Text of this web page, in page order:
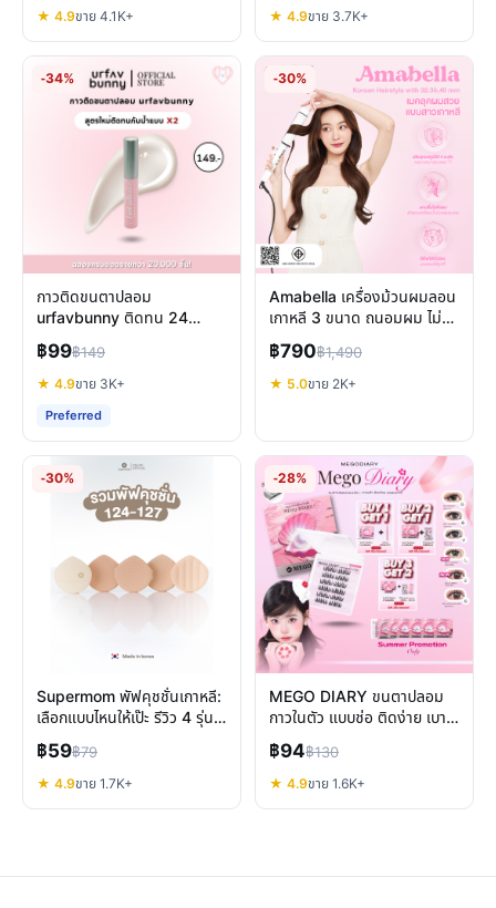
★ 4.9ขาย 4.1K+ ★ 4.9ขาย 3.7K+
-34%
กาวติดขนตาปลอม
urfavbunny ติดทน 24
ชั่วโมง แห้งไว กันน้ำ ไม่หลุด
฿99฿149
★ 4.9ขาย 3K+
Preferred
-30%
Amabella เครื่องม้วนผมลอน
เกาหลี 3 ขนาด ถนอมผม ไม่ชี้
ฟู มี มอก.
฿790฿1,490
★ 5.0ขาย 2K+
-30%
Supermom พัฟคุชชั่นเกาหลี:
เลือกแบบไหนให้เป๊ะ รีวิว 4 รุ่น
ยอดนิยม
฿59฿79
★ 4.9ขาย 1.7K+
-28%
MEGO DIARY ขนตาปลอม
กาวในตัว แบบช่อ ติดง่าย เบา
สบาย ทรงสวย ดูเป็นธรรมชาติ
฿94฿130
★ 4.9ขาย 1.6K+